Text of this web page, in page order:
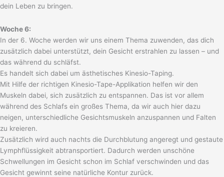
dein Leben zu bringen.
Woche 6:
In der 6. Woche werden wir uns einem Thema zuwenden, das dich
zusätzlich dabei unterstützt, dein Gesicht erstrahlen zu lassen – und
das während du schläfst.
Es handelt sich dabei um ästhetisches Kinesio-Taping.
Mit Hilfe der richtigen Kinesio-Tape-Applikation helfen wir den
Muskeln dabei, sich zusätzlich zu entspannen. Das ist vor allem
während des Schlafs ein großes Thema, da wir auch hier dazu
neigen, unterschiedliche Gesichtsmuskeln anzuspannen und Falten
zu kreieren.
Zusätzlich wird auch nachts die Durchblutung angeregt und gestaute
Lymphflüssigkeit abtransportiert. Dadurch werden unschöne
Schwellungen im Gesicht schon im Schlaf verschwinden und das
Gesicht gewinnt seine natürliche Kontur zurück.